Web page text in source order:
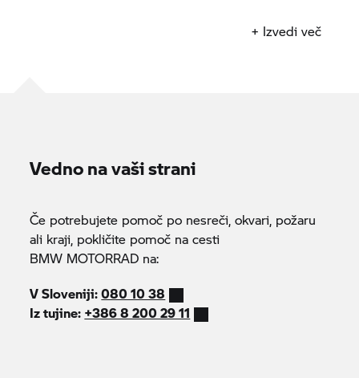
Poskrbeli bomo za pomoč za čas, ko motorno kolo
+ Izvedi več
Vedno na vaši strani
Če potrebujete pomoč po nesreči, okvari, požaru
ali kraji, pokličite pomoč na cesti
BMW MOTORRAD na:
V Sloveniji:080 10 38
Iz tujine: +386 8 200 29 11